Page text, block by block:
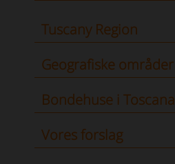
Tuscany Region
Geografiske områder
Bondehuse i Toscana
Vores forslag